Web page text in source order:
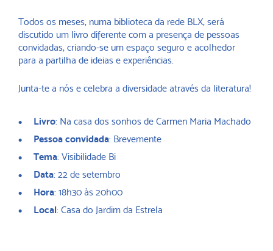
Todos os meses, numa biblioteca da rede BLX, será
discutido um livro diferente com a presença de pessoas
convidadas, criando-se um espaço seguro e acolhedor
para a partilha de ideias e experiências.
Junta-te a nós e celebra a diversidade através da literatura!
Livro: Na casa dos sonhos de Carmen Maria Machado
Pessoa convidada: Brevemente
Tema: Visibilidade Bi
Data: 22 de setembro
Hora: 18h30 às 20h00
Local: Casa do Jardim da Estrela